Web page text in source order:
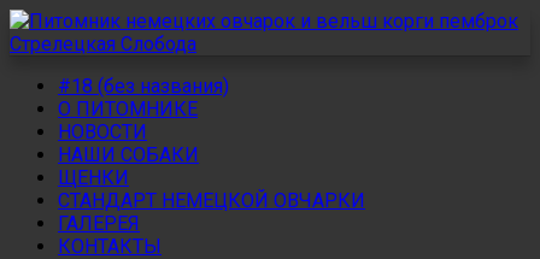
#18 (без названия)
О ПИТОМНИКЕ
НОВОСТИ
НАШИ СОБАКИ
ЩЕНКИ
СТАНДАРТ НЕМЕЦКОЙ ОВЧАРКИ
ГАЛЕРЕЯ
КОНТАКТЫ